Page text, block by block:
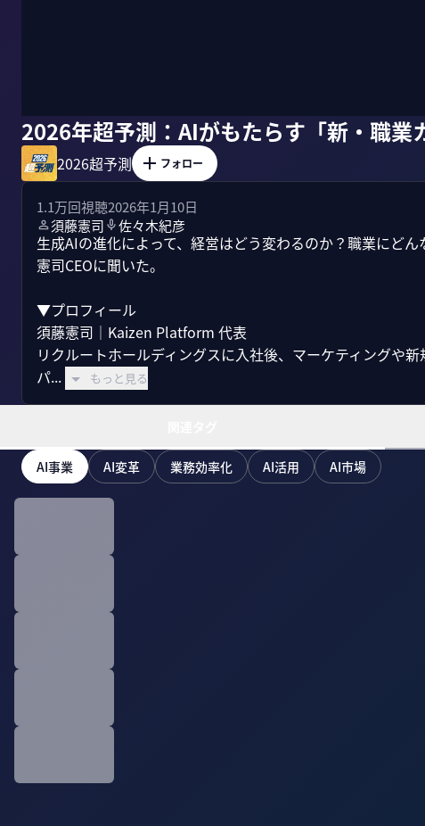
2026年超予測：AIがもたらす「新・職業
2026超予測 フォロー
1.1万回視聴2026年1月10日
須藤憲司
佐々木紀彦
生成AIの進化によって、経営はどう変わるのか？職業にど
憲司CEOに聞いた。
▼プロフィール
須藤憲司｜Kaizen Platform 代表
リクルートホールディングスに入社後、マーケティングや
パ...
もっと見る
AI事業 AI変革 業務効率化 AI活用 AI市場